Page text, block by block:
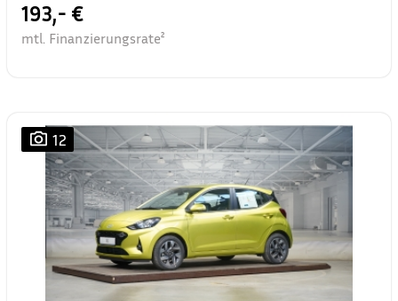
193,- €
mtl. Finanzierungsrate²
12